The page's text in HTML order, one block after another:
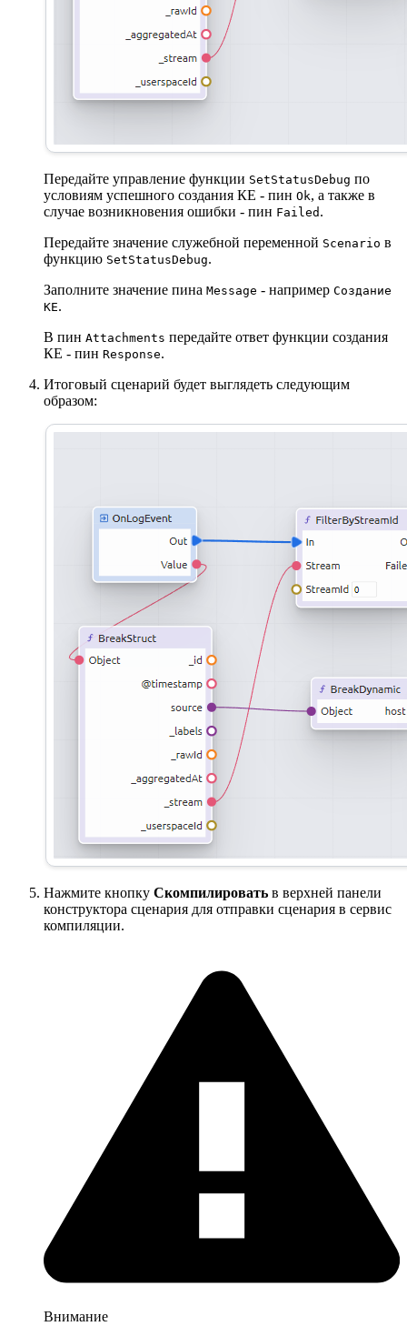
Передайте управление функции SetStatusDebug по
условиям успешного создания КЕ - пин Ok, а также в
случае возникновения ошибки - пин Failed .
Передайте значение служебной переменной Scenario в
функцию SetStatusDebug.
Заполните значение пина Message - например Создание
КЕ.
В пин Attachments передайте ответ функции создания
КЕ - пин Response.
Итоговый сценарий будет выглядеть следующим
образом:
Нажмите кнопку Скомпилировать в верхней панели
конструктора сценария для отправки сценария в сервис
компиляции.
Внимание